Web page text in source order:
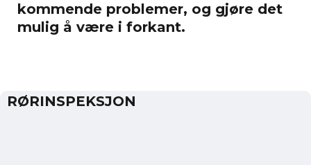
kommende problemer, og gjøre det
mulig å være i forkant.
RØRINSPEKSJON